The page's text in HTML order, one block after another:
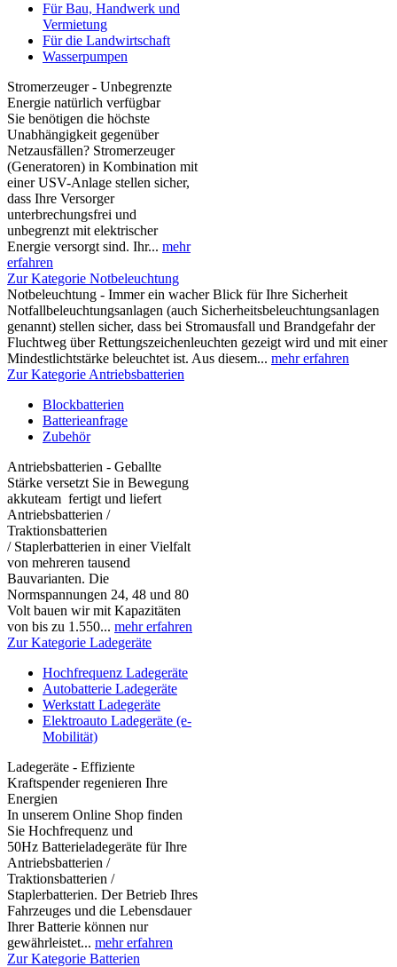
Für Bau, Handwerk und
Vermietung
Für die Landwirtschaft
Wasserpumpen
Stromerzeuger - Unbegrenzte
Energie natürlich verfügbar
Sie benötigen die höchste
Unabhängigkeit gegenüber
Netzausfällen? Stromerzeuger
(Generatoren) in Kombination mit
einer USV-Anlage stellen sicher,
dass Ihre Versorger
unterbrechungsfrei und
unbegrenzt mit elektrischer
Energie versorgt sind. Ihr... mehr
erfahren
Zur Kategorie Notbeleuchtung
Notbeleuchtung - Immer ein wacher Blick für Ihre Sicherheit
Notfallbeleuchtungsanlagen (auch Sicherheitsbeleuchtungsanlagen
genannt) stellen sicher, dass bei Stromausfall und Brandgefahr der
Fluchtweg über Rettungszeichenleuchten gezeigt wird und mit einer
Mindestlichtstärke beleuchtet ist. Aus diesem... mehr erfahren
Zur Kategorie Antriebsbatterien
Blockbatterien
Batterieanfrage
Zubehör
Antriebsbatterien - Geballte
Stärke versetzt Sie in Bewegung
akkuteam fertigt und liefert
Antriebsbatterien /
Traktionsbatterien
/ Staplerbatterien in einer Vielfalt
von mehreren tausend
Bauvarianten. Die
Normspannungen 24, 48 und 80
Volt bauen wir mit Kapazitäten
von bis zu 1.550... mehr erfahren
Zur Kategorie Ladegeräte
Hochfrequenz Ladegeräte
Autobatterie Ladegeräte
Werkstatt Ladegeräte
Elektroauto Ladegeräte (e-
Mobilität)
Ladegeräte - Effiziente
Kraftspender regenieren Ihre
Energien
In unserem Online Shop finden
Sie Hochfrequenz und
50Hz Batterieladegeräte für Ihre
Antriebsbatterien /
Traktionsbatterien /
Staplerbatterien. Der Betrieb Ihres
Fahrzeuges und die Lebensdauer
Ihrer Batterie können nur
gewährleistet... mehr erfahren
Zur Kategorie Batterien